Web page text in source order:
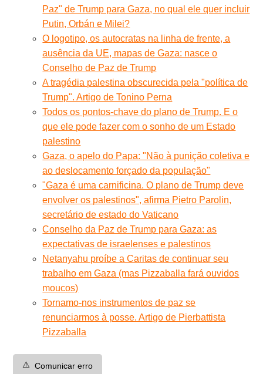
Paz" de Trump para Gaza, no qual ele quer incluir
Putin, Orbán e Milei?
O logotipo, os autocratas na linha de frente, a
ausência da UE, mapas de Gaza: nasce o
Conselho de Paz de Trump
A tragédia palestina obscurecida pela "política de
Trump". Artigo de Tonino Perna
Todos os pontos-chave do plano de Trump. E o
que ele pode fazer com o sonho de um Estado
palestino
Gaza, o apelo do Papa: "Não à punição coletiva e
ao deslocamento forçado da população"
"Gaza é uma carnificina. O plano de Trump deve
envolver os palestinos", afirma Pietro Parolin,
secretário de estado do Vaticano
Conselho da Paz de Trump para Gaza: as
expectativas de israelenses e palestinos
Netanyahu proíbe a Caritas de continuar seu
trabalho em Gaza (mas Pizzaballa fará ouvidos
moucos)
Tornamo-nos instrumentos de paz se
renunciarmos à posse. Artigo de Pierbattista
Pizzaballa
⚠️ Comunicar erro